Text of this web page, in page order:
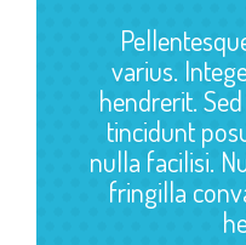
varius.
hendrerit.
tincidunt
nulla facilisi.
fringilla